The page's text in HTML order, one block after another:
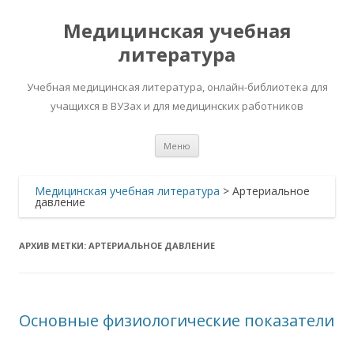
Медицинская учебная
литература
Учебная медицинская литература, онлайн-библиотека для
учащихся в ВУЗах и для медицинских работников
Меню
Медицинская учебная литература > Артериальное
давление
АРХИВ МЕТКИ: АРТЕРИАЛЬНОЕ ДАВЛЕНИЕ
Основные физиологические показатели